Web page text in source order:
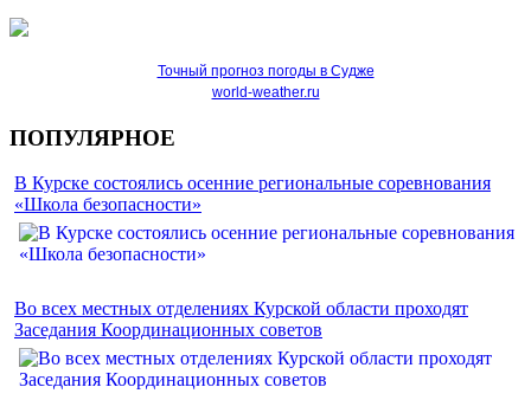
Точный прогноз погоды в Судже
world-weather.ru
ПОПУЛЯРНОЕ
В Курске состоялись осенние региональные соревнования
«Школа безопасности»
Во всех местных отделениях Курской области проходят
Заседания Координационных советов